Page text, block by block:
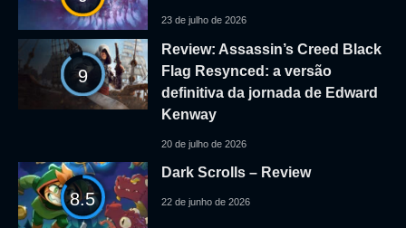
23 de julho de 2026
9
Review: Assassin’s Creed Black
Flag Resynced: a versão
definitiva da jornada de Edward
Kenway
20 de julho de 2026
8.5
Dark Scrolls – Review
22 de junho de 2026